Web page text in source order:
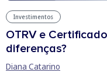
Investimentos
OTRV e
diferenças?
Diana Catarino